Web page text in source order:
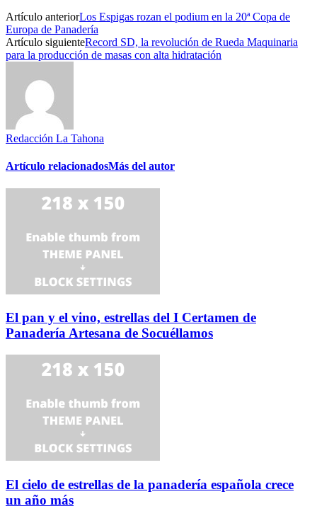
Artículo anteriorLos Espigas rozan el podium en la 20ª Copa de
Europa de Panadería
Artículo siguienteRecord SD, la revolución de Rueda Maquinaria
para la producción de masas con alta hidratación
Redacción La Tahona
Artículo relacionadosMás del autor
El pan y el vino, estrellas del I Certamen de
Panadería Artesana de Socuéllamos
El cielo de estrellas de la panadería española crece
un año más